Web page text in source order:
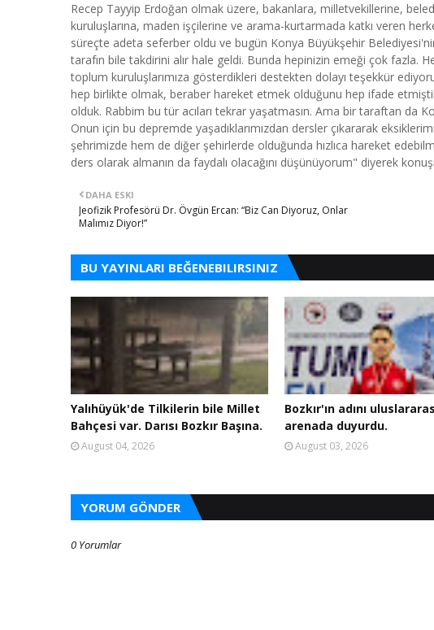
Recep Tayyip Erdoğan olmak üzere, bakanlara, milletvekillerine,
kuruluşlarına, maden işçilerine ve arama-kurtarmada katkı veren
süreçte adeta seferber oldu ve bugün Konya Büyükşehir
tarafın bile takdirini alır hale geldi. Bunda hepinizin emeği çok fazla.
toplum kuruluşlarımıza gösterdikleri destekten dolayı teşekkür
hep birlikte olmak, beraber hareket etmek olduğunu hep ifade
olduk. Rabbim bu tür acıları tekrar yaşatmasın. Ama bir taraftan da
Onun için bu depremde yaşadıklarımızdan dersler çıkararak
şehrimizde hem de diğer şehirlerde olduğunda hızlıca hareket
ders olarak almanın da faydalı olacağını düşünüyorum" diyerek
DAHA ESKI
Jeofizik Profesörü Dr. Övgün Ercan: “Biz Can Diyoruz, Onlar
Malımız Diyor!”
BU YAYINLARI BEĞENEBILIRSINIZ
Yalıhüyük'de Tilkilerin bile Millet
Bahçesi var. Darısı Bozkır Başına.
August 04, 2026
Bozkır'ın adını
arenada duyurdu.
August 03, 2026
YORUM GÖNDER
0 Yorumlar